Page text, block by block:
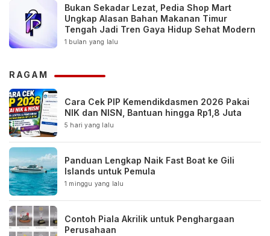
Bukan Sekadar Lezat, Pedia Shop Mart
Ungkap Alasan Bahan Makanan Timur
Tengah Jadi Tren Gaya Hidup Sehat Modern
1 bulan yang lalu
RAGAM
Cara Cek PIP Kemendikdasmen 2026 Pakai
NIK dan NISN, Bantuan hingga Rp1,8 Juta
5 hari yang lalu
Panduan Lengkap Naik Fast Boat ke Gili
Islands untuk Pemula
1 minggu yang lalu
Contoh Piala Akrilik untuk Penghargaan
Perusahaan